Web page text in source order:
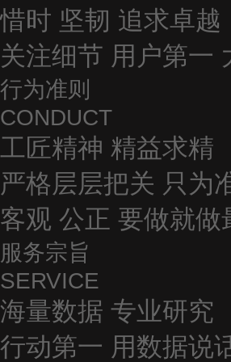
惜时 坚韧 追求卓越
关注细节 用户第一
行为准则
CONDUCT
工匠精神 精益求精
严格层层把关 只为
客观 公正 要做就做
服务宗旨
SERVICE
海量数据 专业研究
行动第一 用数据说